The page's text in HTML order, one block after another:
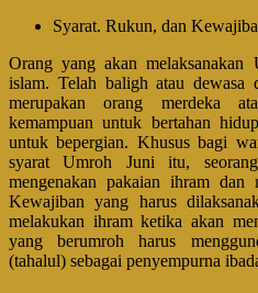
Syarat. Rukun, dan
Orang yang akan melaksanakan
islam. Telah baligh atau
merupakan orang merdeka
kemampuan untuk bertahan
untuk bepergian. Khusus bagi
syarat Umroh Juni itu,
mengenakan pakaian ihram dan
Kewajiban yang harus
melakukan ihram ketika akan
yang berumroh harus
(tahalul) sebagai penyempurna